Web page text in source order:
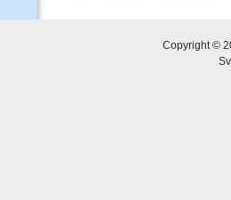
Copyright ©